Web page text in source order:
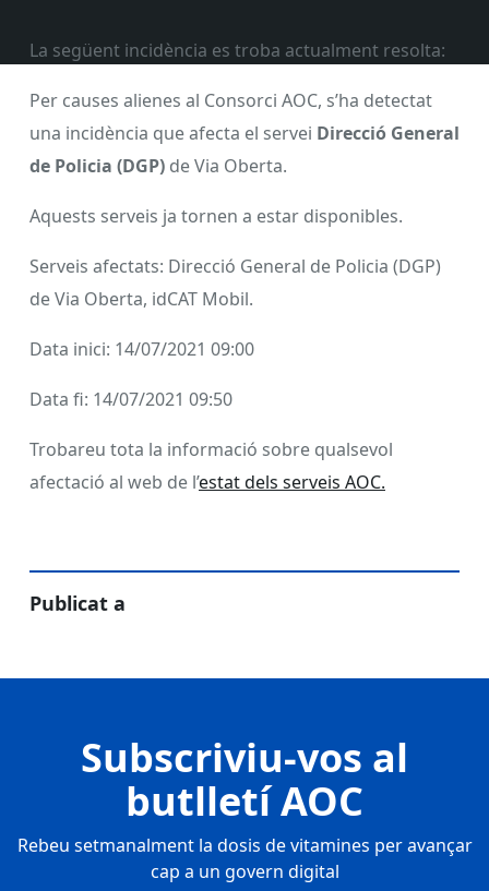
La següent incidència es troba actualment resolta:
Per causes alienes al Consorci AOC, s’ha detectat
una incidència que afecta el servei Direcció General
de Policia (DGP) de Via Oberta.
Aquests serveis ja tornen a estar disponibles.
Serveis afectats: Direcció General de Policia (DGP)
de Via Oberta, idCAT Mobil.
Data inici: 14/07/2021 09:00
Data fi: 14/07/2021 09:50
Trobareu tota la informació sobre qualsevol
afectació al web de l’estat dels serveis AOC.
Publicat a
Subscriviu-vos al
butlletí AOC
Rebeu setmanalment la dosis de vitamines per avançar
cap a un govern digital